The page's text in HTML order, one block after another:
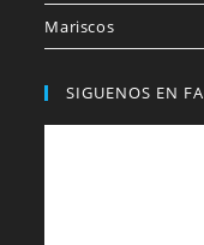
Mariscos
SIGUENOS EN